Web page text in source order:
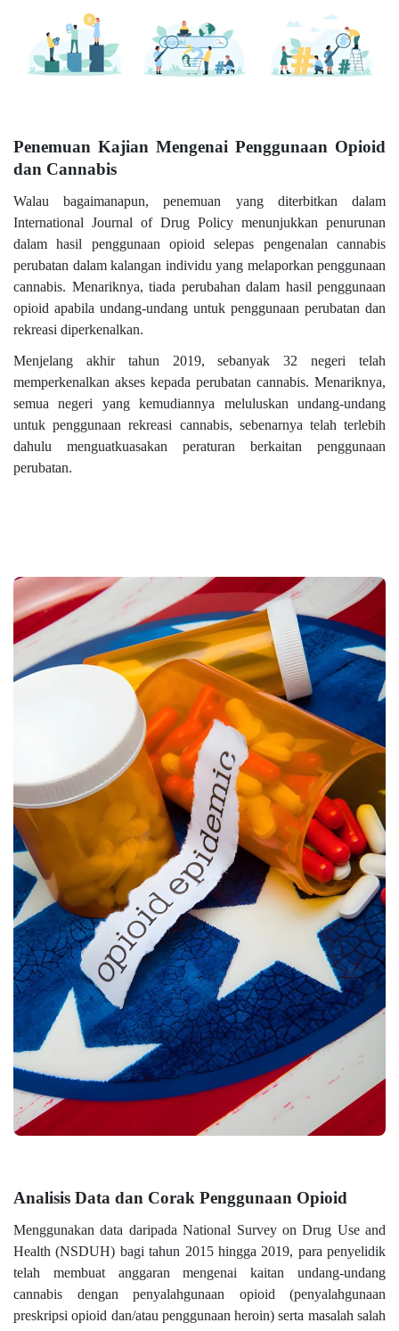
Penemuan Kajian Mengenai Penggunaan Opioid
dan Cannabis
Walau bagaimanapun, penemuan yang diterbitkan dalam
International Journal of Drug Policy menunjukkan penurunan
dalam hasil penggunaan opioid selepas pengenalan cannabis
perubatan dalam kalangan individu yang melaporkan penggunaan
cannabis. Menariknya, tiada perubahan dalam hasil penggunaan
opioid apabila undang-undang untuk penggunaan perubatan dan
rekreasi diperkenalkan.
Menjelang akhir tahun 2019, sebanyak 32 negeri telah
memperkenalkan akses kepada perubatan cannabis. Menariknya,
semua negeri yang kemudiannya meluluskan undang-undang
untuk penggunaan rekreasi cannabis, sebenarnya telah terlebih
dahulu menguatkuasakan peraturan berkaitan penggunaan
perubatan.
Analisis Data dan Corak Penggunaan Opioid
Menggunakan data daripada National Survey on Drug Use and
Health (NSDUH) bagi tahun 2015 hingga 2019, para penyelidik
telah membuat anggaran mengenai kaitan undang-undang
cannabis dengan penyalahgunaan opioid (penyalahgunaan
preskripsi opioid dan/atau penggunaan heroin) serta masalah salah